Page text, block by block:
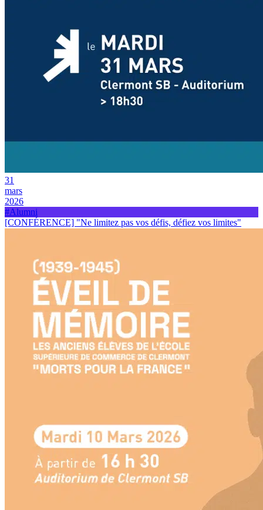
31
mars
2026
#Alumni
[CONFÉRENCE] "Ne limitez pas vos défis, défiez vos limites"